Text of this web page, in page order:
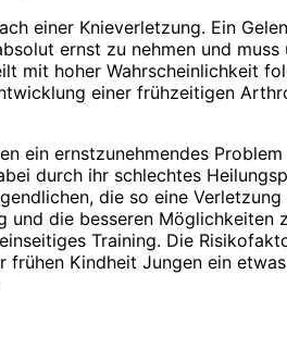
einer Knieverletzung. Ein
ernst zu nehmen und
mit hoher Wahrscheinlichkeit
einer frühzeitigen
ein ernstzunehmendes
durch ihr schlechtes
die so eine
und die besseren Möglichkeiten
Training. Die
Kindheit Jungen ein